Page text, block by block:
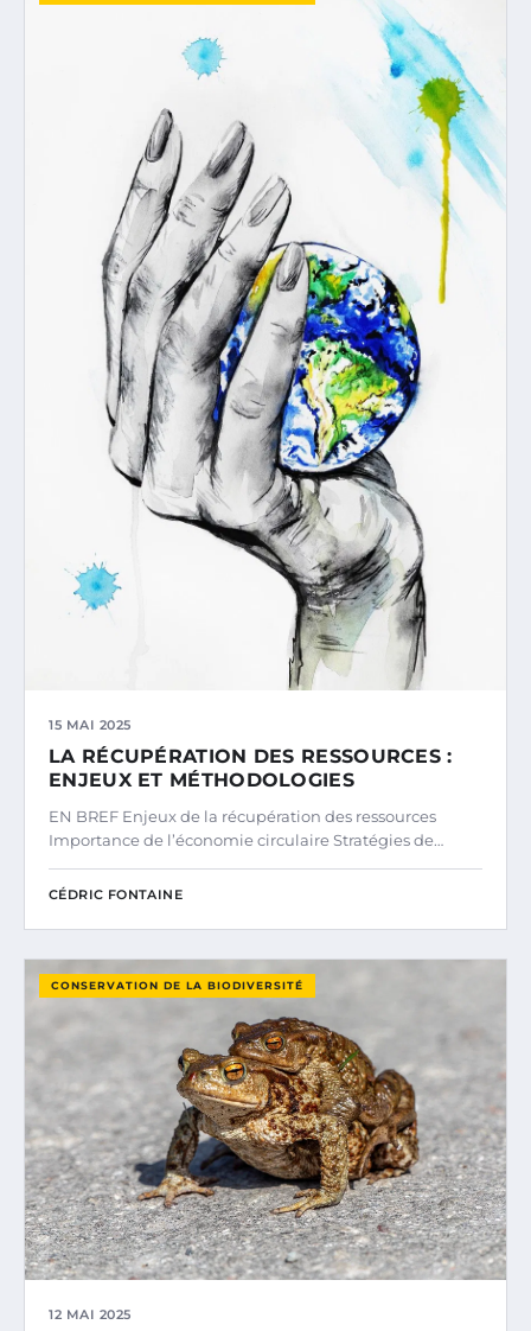
15 MAI 2025
LA RÉCUPÉRATION DES RESSOURCES :
ENJEUX ET MÉTHODOLOGIES
EN BREF Enjeux de la récupération des ressources
Importance de l’économie circulaire Stratégies de…
CÉDRIC FONTAINE
CONSERVATION DE LA BIODIVERSITÉ
12 MAI 2025